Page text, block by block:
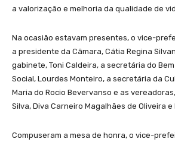
a valorização e melhoria da qualidade de
Na ocasião estavam presentes, o vice-
a presidente da Câmara, Cátia Regina
gabinete, Toni Caldeira, a secretária do
Social, Lourdes Monteiro, a secretária da
Maria do Rocio Bevervanso e as
Silva, Diva Carneiro Magalhães de Oliveira e
Compuseram a mesa de honra, o vice-